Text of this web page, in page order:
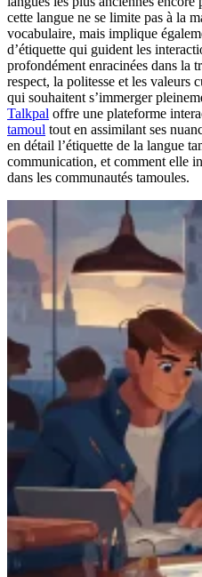
cette langue ne se limite pas à la
vocabulaire, mais implique
d’étiquette qui guident les
profondément enracinées dans la
respect, la politesse et les valeurs
qui souhaitent s’immerger
Talkpal offre une plateforme
tamoul tout en assimilant ses
en détail l’étiquette de la langue
communication, et comment elle
dans les communautés tamoules.